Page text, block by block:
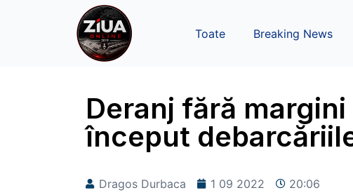
Toate Breaking News
Deranj fără margini
început
Dragos Durbaca 1 09 2022 20:06